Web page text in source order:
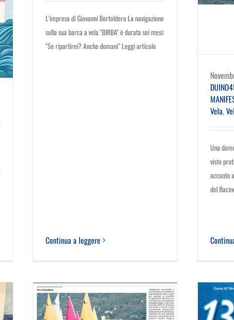
L'impresa di Giovanni Bertoldero La navigazione
sulla sua barca a vela "BIRBA" è durata sei mesi:
"Se ripartirei? Anche domani" Leggi articolo
Continua a leggere
Vela,
Una
visto
accanto
del